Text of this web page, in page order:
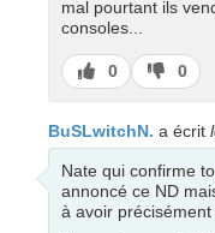
mal pourtant ils
consoles...
J’aime
0
J’aime
pas
0
BuSLwitchN. a écrit
Nate qui confirme
annoncé ce ND
à avoir